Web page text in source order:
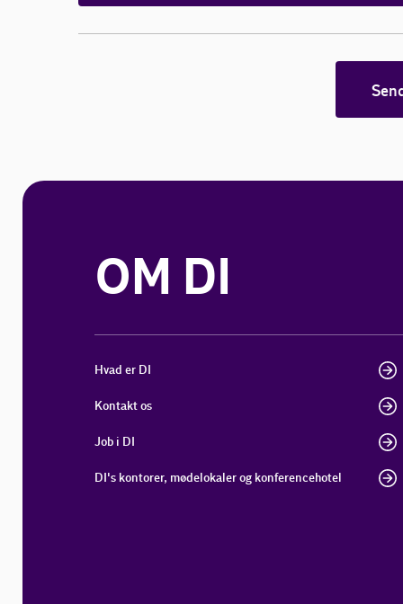
Send
OM DI
Hvad er DI
Kontakt os
Job i DI
DI's kontorer, mødelokaler og konferencehotel